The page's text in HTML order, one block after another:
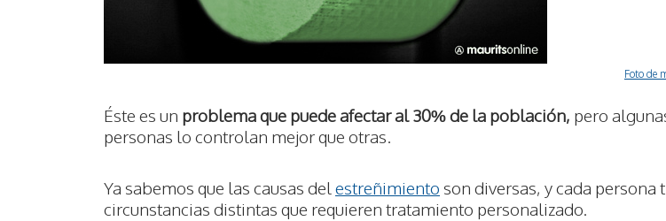
Foto de
Éste es un problema que puede afectar al 30% de la población, pero
personas lo controlan mejor que otras.
Ya sabemos que las causas del estreñimiento son diversas, y cada persona
circunstancias distintas que requieren tratamiento personalizado.